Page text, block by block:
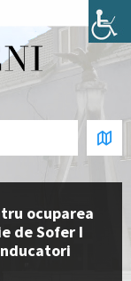
ocuparea
de Sofer I